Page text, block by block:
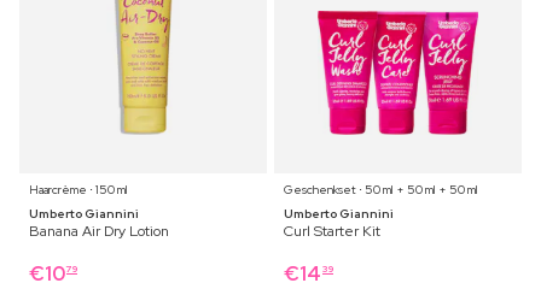
Haarcrème ⋅ 150 ml
Umberto Giannini
Banana Air Dry Lotion
€1079
Geschenkset ⋅ 50 ml + 50 ml + 50 ml
Umberto Giannini
Curl Starter Kit
€14 39